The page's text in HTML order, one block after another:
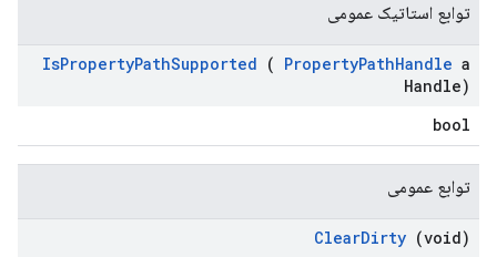
توابع استاتیک عمومی
IsPropertyPathSupported ( PropertyPathHandle a
Handle)
bool
توابع عمومی
ClearDirty (void)